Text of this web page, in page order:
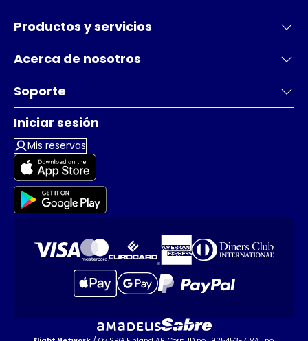
Productos y servicios
Acerca de nosotros
Soporte
Iniciar sesión
Mis reservas